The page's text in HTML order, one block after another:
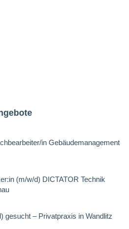
in Gebäudemanagement
(m/w/d) DICTATOR Technik
gesucht – Privatpraxis in Wandlitz